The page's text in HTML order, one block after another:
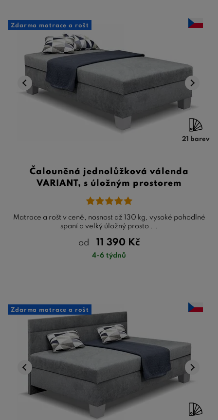
Zdarma matrace a rošt
21 barev
Čalouněná jednolůžková válenda
VARIANT, s úložným prostorem
Matrace a rošt v ceně, nosnost až 130 kg, vysoké pohodlné
spaní a velký úložný prosto ...
od 11 390 Kč
4-6 týdnů
Zdarma matrace a rošt